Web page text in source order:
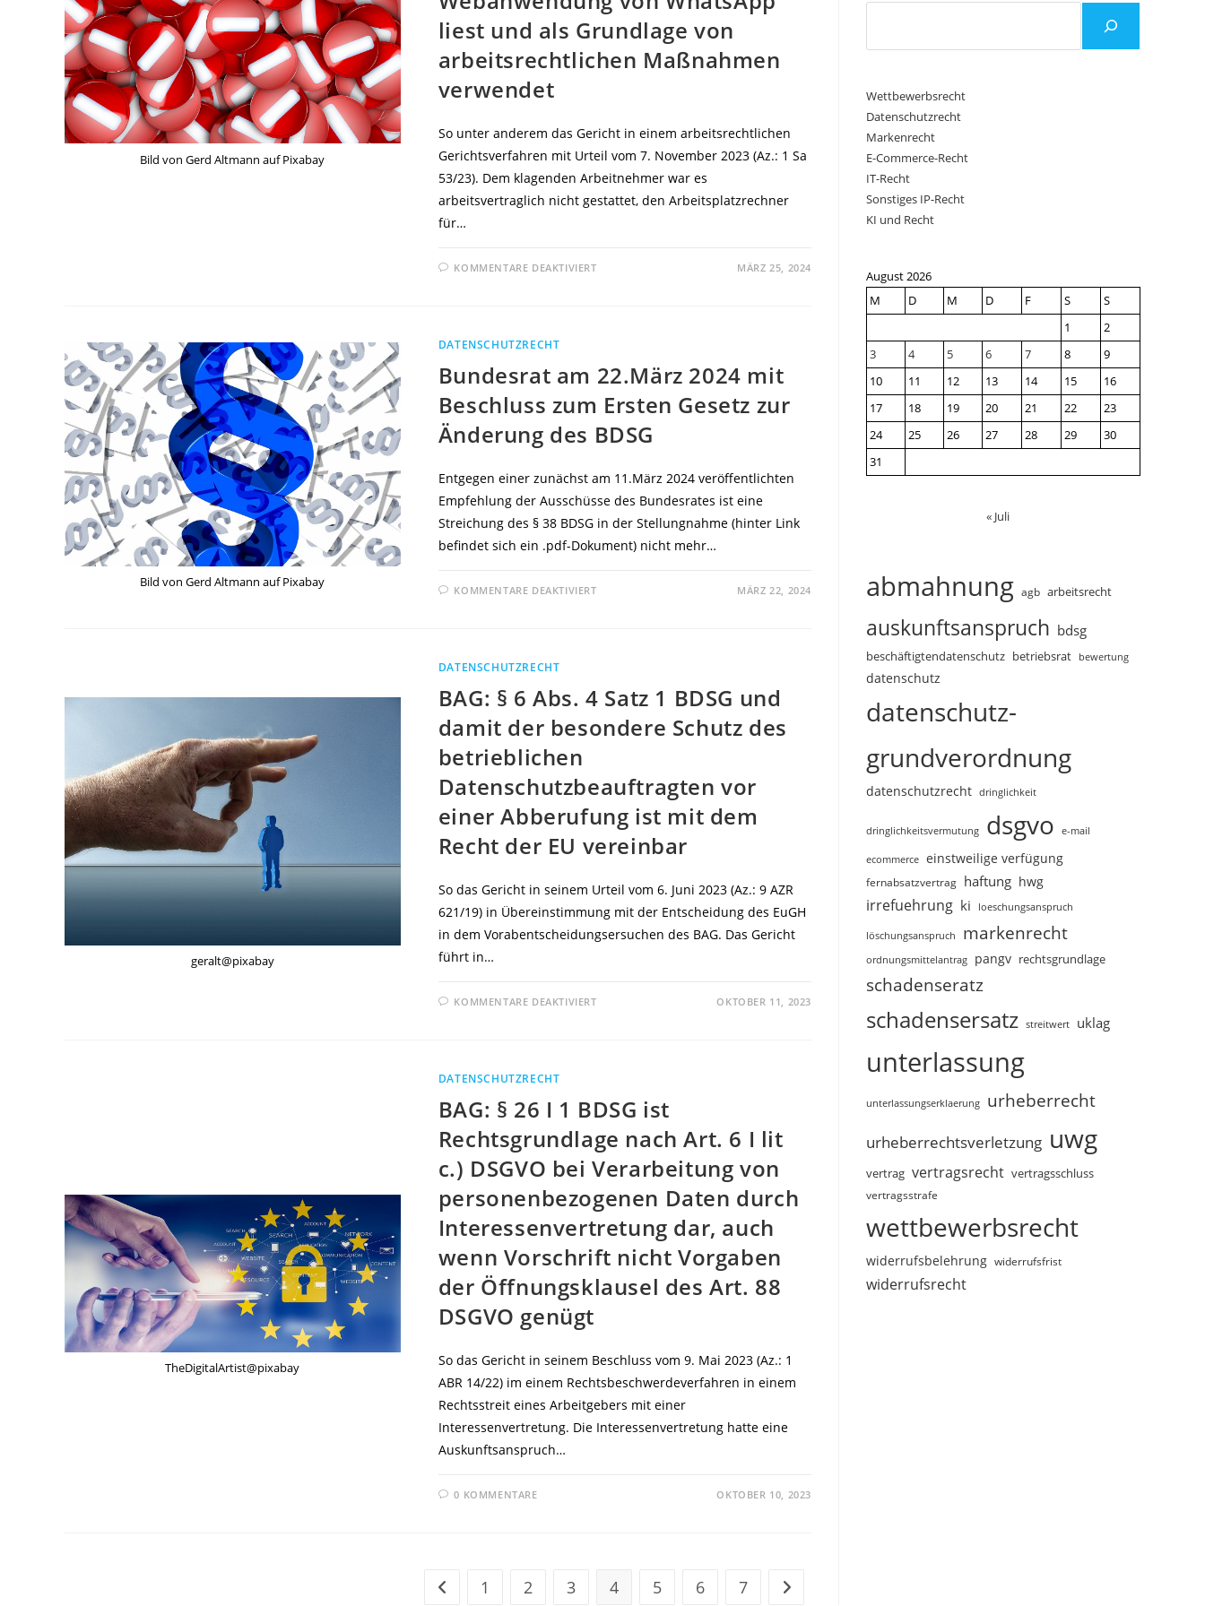
Bild von Gerd Altmann auf Pixabay
liest und als Grundlage von
arbeitsrechtlichen Maßnahmen
verwendet
So unter anderem das Gericht in einem arbeitsrechtlichen
Gerichtsverfahren mit Urteil vom 7. November 2023 (Az.: 1 Sa
53/23). Dem klagenden Arbeitnehmer war es
arbeitsvertraglich nicht gestattet, den Arbeitsplatzrechner
für…
KOMMENTARE DEAKTIVIERTFÜR
DIENSTRECHNER
IN
DER
WEBANWENDUNG
VON
WHATSAPP
LIEST
GRUNDLAGE
VON
ARBEITSRECHTLICHEN
MASSNAHMEN V
ERWENDET
MÄRZ 25, 2024
Bild von Gerd Altmann auf Pixabay
DATENSCHUTZRECHT
Bundesrat am 22.März 2024 mit
Beschluss zum Ersten Gesetz zur
Änderung des BDSG
Entgegen einer zunächst am 11.März 2024 veröffentlichten
Empfehlung der Ausschüsse des Bundesrates ist eine
Streichung des § 38 BDSG in der Stellungnahme (hinter Link
befindet sich ein .pdf-Dokument) nicht mehr…
KOMMENTARE DEAKTIVIERTFÜR
GESETZ
ZUR
ÄNDERUNG
DES
BDSG
MÄRZ 22, 2024
geralt@pixabay
DATENSCHUTZRECHT
BAG: § 6 Abs. 4 Satz 1 BDSG und
damit der besondere Schutz des
betrieblichen
Datenschutzbeauftragten vor
einer Abberufung ist mit dem
Recht der EU vereinbar
So das Gericht in seinem Urteil vom 6. Juni 2023 (Az.: 9 AZR
621/19) in Übereinstimmung mit der Entscheidung des EuGH
in dem Vorabentscheidungsersuchen des BAG. Das Gericht
führt in…
KOMMENTARE DEAKTIVIERTFÜR
UND
DAMIT
BESONDERE
SCHUTZ
DES
BETRIEBLICHEN
DATENSCHUTZBEAUFTRAGTEN
VOR
EINER
ABBERUFUNG
IST
MIT
DEM
RECHT
DER
EU
OKTOBER 11, 2023
TheDigitalArtist@pixabay
DATENSCHUTZRECHT
BAG: § 26 I 1 BDSG ist
Rechtsgrundlage nach Art. 6 I lit
c.) DSGVO bei Verarbeitung von
personenbezogenen Daten durch
Interessenvertretung dar, auch
wenn Vorschrift nicht Vorgaben
der Öffnungsklausel des Art. 88
DSGVO genügt
So das Gericht in seinem Beschluss vom 9. Mai 2023 (Az.: 1
ABR 14/22) im einem Rechtsbeschwerdeverfahren in einem
Rechtsstreit eines Arbeitgebers mit einer
Interessenvertretung. Die Interessenvertretung hatte eine
Auskunftsanspruch…
0 KOMMENTARE OKTOBER 10, 2023
Zur vorherigen Seite
1 2 3 4 5 6 7 Zur nächsten Seite
Wettbewerbsrecht
Datenschutzrecht
Markenrecht
E-Commerce-Recht
IT-Recht
Sonstiges IP-Recht
KI und Recht
August 2026
M
D M D F S
S
1
2
3
4 5 6 7 8
9
10
11 12 13 14 15
16
17
18 19 20 21 22
23
24
25 26 27 28 29
30
31
« Juli
abmahnung agb arbeitsrecht
auskunftsanspruch bdsg
beschäftigtendatenschutz betriebsrat bewertung
datenschutz
datenschutz-
grundverordnung
datenschutzrecht dringlichkeit
dringlichkeitsvermutung dsgvo e-mail
ecommerce einstweilige verfügung
fernabsatzvertrag haftung hwg
irrefuehrung ki loeschungsanspruch
löschungsanspruch markenrecht
ordnungsmittelantrag pangv rechtsgrundlage
schadenseratz
schadensersatz streitwert uklag
unterlassung
unterlassungserklaerung urheberrecht
urheberrechtsverletzung uwg
vertrag vertragsrecht vertragsschluss
vertragsstrafe
wettbewerbsrecht
widerrufsbelehrung widerrufsfrist
widerrufsrecht